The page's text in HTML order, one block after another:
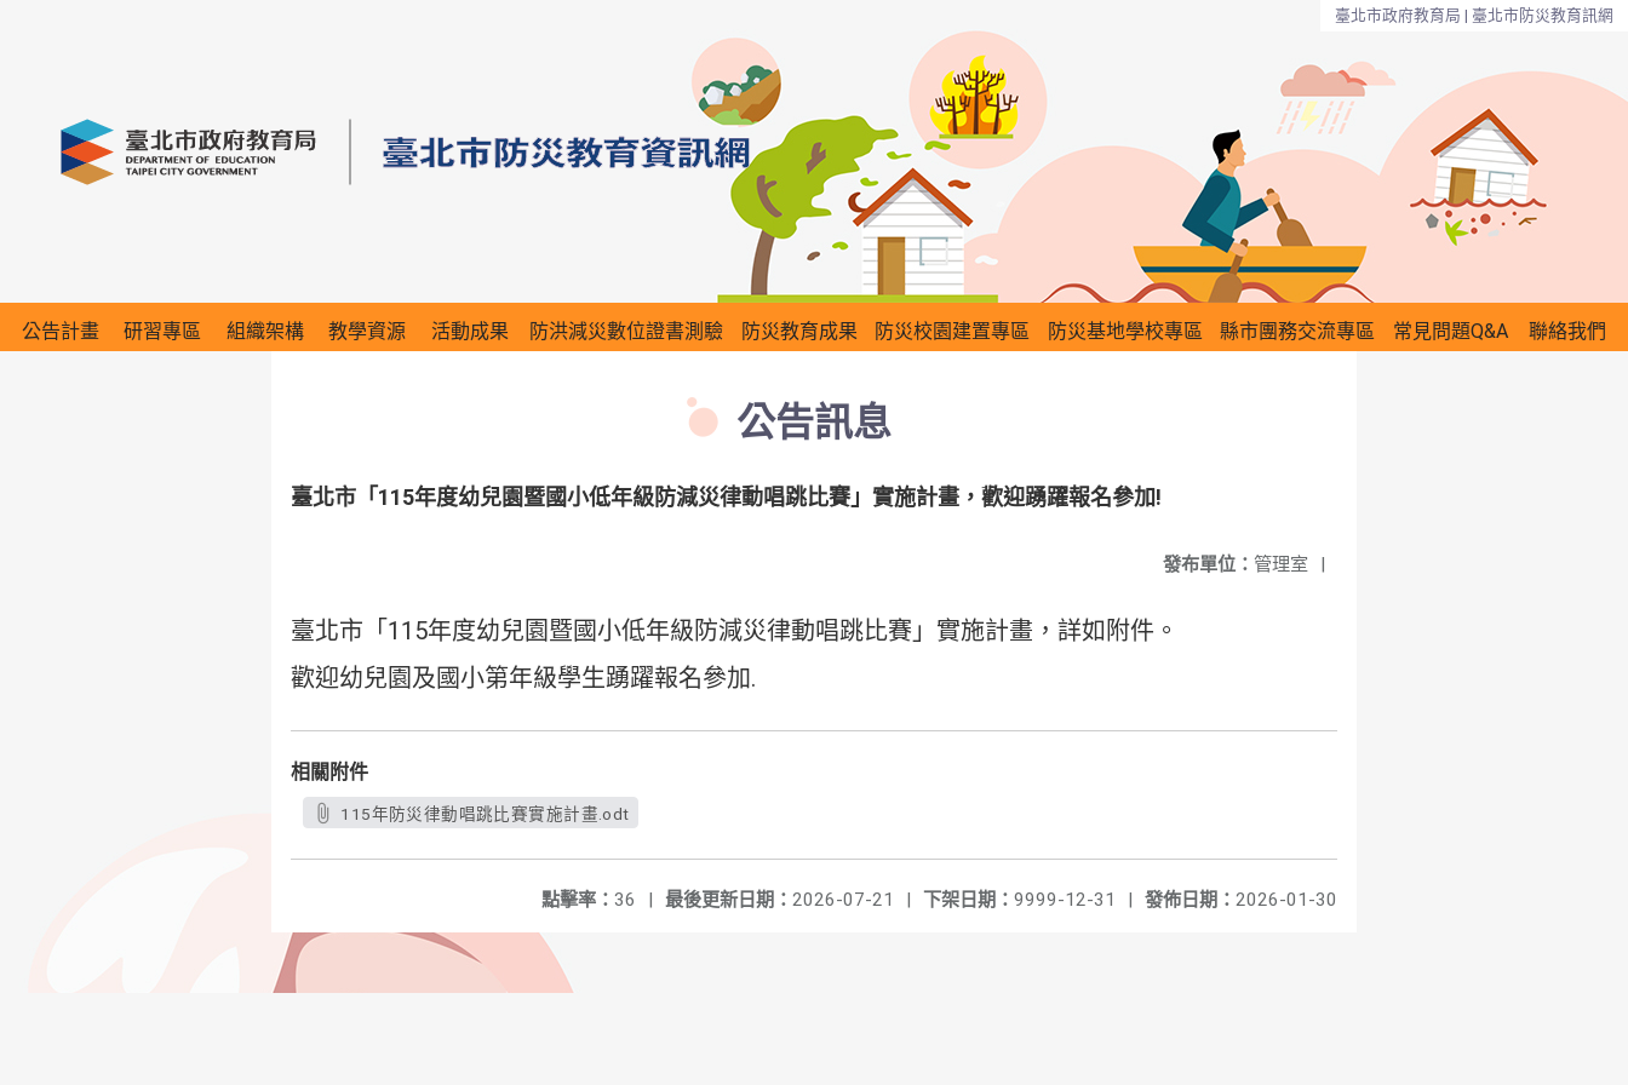
臺北市政府教育局 | 臺北市防災教育訊網
公告計畫 研習專區 組織架構 教學資源 活動成果 防洪減災數位證書測驗 防災教育成果 防災校園建置專區 防災基地學校專區 縣市團務交流專區 常見問題Q&A 聯絡我們
公告訊息
臺北市「115年度幼兒園暨國小低年級防減災律動唱跳比賽」實施計畫，歡迎踴躍報名參加!
發布單位： 管理室 |
臺北市「115年度幼兒園暨國小低年級防減災律動唱跳比賽」實施計畫，詳如附件。
歡迎幼兒園及國小第年級學生踴躍報名參加.
相關附件
115年防災律動唱跳比賽實施計畫.odt
發佈日期： 2026-01-30
下架日期： 9999-12-31 |
最後更新日期： 2026-07-21 |
點擊率： 36 |